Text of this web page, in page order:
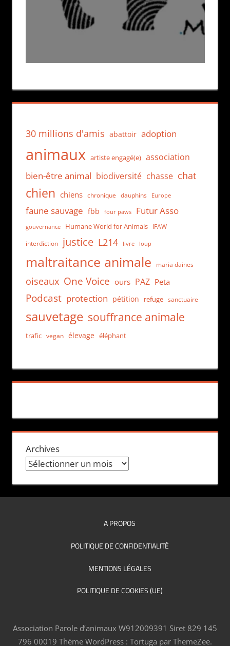
30 millions d'amis abattoir adoption
animaux artiste engagé(e) association
bien-être animal biodiversité chasse chat
chien chiens chronique dauphins Europe
faune sauvage fbb four paws Futur Asso
gouvernance Humane World for Animals IFAW
interdiction justice L214 livre loup
maltraitance animale maria daines
oiseaux One Voice ours PAZ Peta
Podcast protection pétition refuge sanctuaire
sauvetage souffrance animale
trafic vegan élevage éléphant
Archives
A PROPOS
POLITIQUE DE CONFIDENTIALITÉ
MENTIONS LÉGALES
POLITIQUE DE COOKIES (UE)
Association Parole d’animaux W912009391 Siret 829 145
796 00019 Thème WordPress : Tortuga par ThemeZee.